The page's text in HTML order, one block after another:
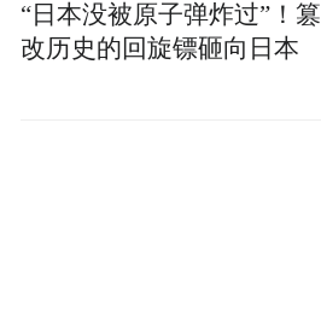
“日本没被原子弹炸过”！篡
改历史的回旋镖砸向日本